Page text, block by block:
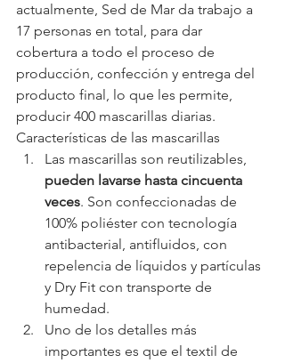
actualmente, Sed de Mar da trabajo a
17 personas en total, para dar
cobertura a todo el proceso de
producción, confección y entrega del
producto final, lo que les permite,
producir 400 mascarillas diarias.
Características de las mascarillas
Las mascarillas son reutilizables,
pueden lavarse hasta cincuenta
veces. Son confeccionadas de
100% poliéster con tecnología
antibacterial, antifluidos, con
repelencia de líquidos y partículas
y Dry Fit con transporte de
humedad.
Uno de los detalles más
importantes es que el textil de